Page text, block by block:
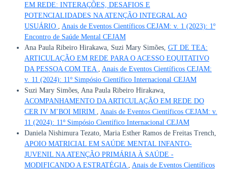
EM REDE: INTERAÇÕES, DESAFIOS E
POTENCIALIDADES NA ATENÇÃO INTEGRAL AO
USUÁRIO
Anais de Eventos Científicos CEJAM: v. 1 (2023): 1º
Encontro de Saúde Mental CEJAM
Ana Paula Ribeiro Hirakawa, Suzi Mary Simões, GT DE TEA:
ARTICULAÇÃO EM REDE PARA O ACESSO EQUITATIVO
DA PESSOA COM TEA
Anais de Eventos Científicos CEJAM:
v. 11 (2024): 11º Simpósio Científico Internacional CEJAM
Suzi Mary Simões, Ana Paula Ribeiro Hirakawa,
ACOMPANHAMENTO DA ARTICULAÇÃO EM REDE DO
CER IV M’BOI MIRIM
Anais de Eventos Científicos CEJAM: v.
11 (2024): 11º Simpósio Científico Internacional CEJAM
Daniela Nishimura Tezato, Maria Esther Ramos de Freitas Trench,
APOIO MATRICIAL EM SAÚDE MENTAL INFANTO-
JUVENIL NA ATENÇÃO PRIMÁRIA À SAÚDE -
MODIFICANDO A ESTRATÉGIA
Anais de Eventos Científicos